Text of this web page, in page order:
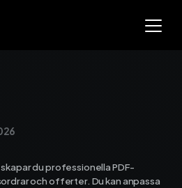
Byt system och behåll
du professionella PDF-
och offerter. Du kan anpassa